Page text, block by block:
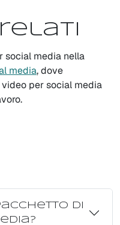
social media nella
media, dove
per social media
di